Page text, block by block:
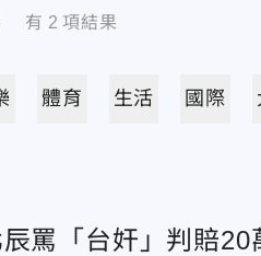
有 2 項結果
體育 生活 國際
罵「台奸」判賠